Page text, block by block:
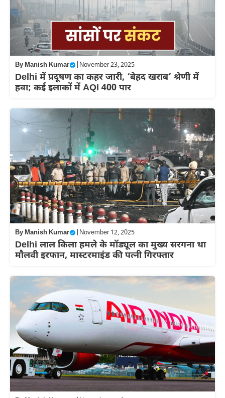
ByManish Kumar November 23, 2025
Delhi में प्रदूषण का कहर जारी, ‘बेहद खराब’ श्रेणी में
हवा; कई इलाकों में AQI 400 पार
ByManish Kumar November 12, 2025
Delhi लाल किला हमले के मॉड्यूल का मुख्य सरगना था
मौलवी इरफान, मास्टरमाइंड की पत्नी गिरफ्तार